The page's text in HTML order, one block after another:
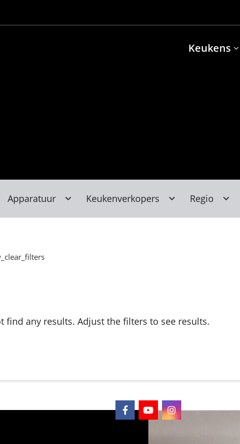
Apparatuur Keukenverkopers Regio
any results. Adjust the filters to see results.
NL
Keukens